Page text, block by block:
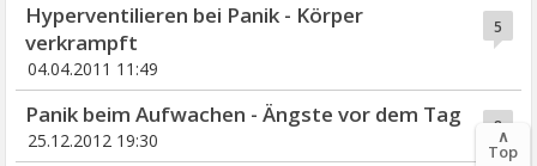
5
Hyperventilieren bei Panik - Körper
verkrampft
04.04.2011 11:49
8
Panik beim Aufwachen - Ängste vor dem Tag
25.12.2012 19:30 ∧
Top